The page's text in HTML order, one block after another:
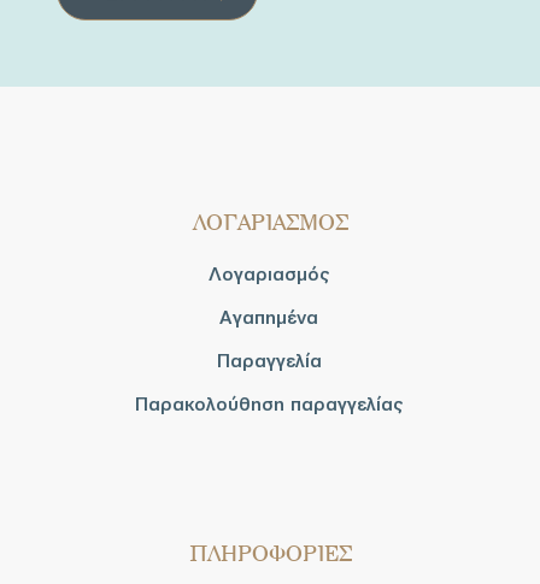
ΛΟΓΑΡΙΑΣΜΟΣ
Λογαριασμός
Αγαπημένα
Παραγγελία
Παρακολούθηση παραγγελίας
ΠΛΗΡΟΦΟΡΙΕΣ